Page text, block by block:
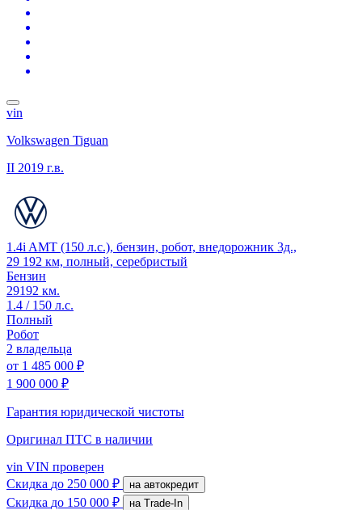
vin
Volkswagen Tiguan
II 2019 г.в.
1.4i AMT (150 л.с.), бензин, робот, внедорожник 3д.,
29 192 км, полный, серебристый
Бензин
29192 км.
1.4 / 150 л.с.
Полный
Робот
2 владельца
от 1 485 000 ₽
1 900 000 ₽
Гарантия юридической чистоты
Оригинал ПТС в наличии
vin VIN проверен
Скидка до 250 000 ₽ на автокредит
Скидка до 150 000 ₽
на Trade-In